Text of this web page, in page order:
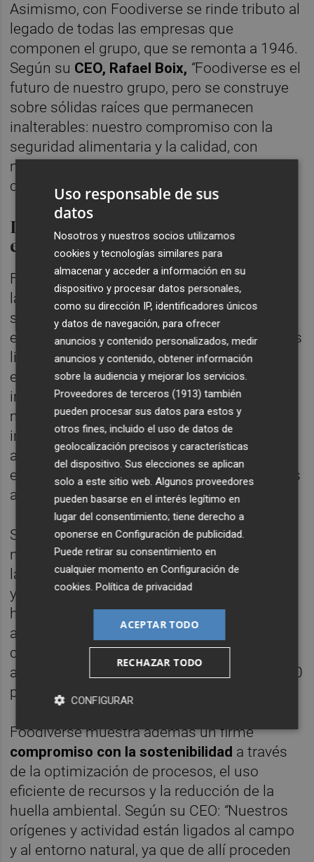
Asimismo, con Foodiverse se rinde tributo al
legado de todas las empresas que
componen el grupo, que se remonta a 1946.
Según su CEO, Rafael Boix, “Foodiverse es el
futuro de nuestro grupo, pero se construye
sobre sólidas raíces que permanecen
inalterables: nuestro compromiso con la
seguridad alimentaria y la calidad, con
nuestras personas, con el medioambiente y
con la innovación”.
La innovación y la sostenibilidad,
en el ADN de Foodiverse
Foodiverse es la compañía de referencia en
la elaboración de alimentos frescos y
saludables. En este sentido, fue la primera
en adentrarse en el negocio de las ensaladas
listas para consumir en Europa. Desde
entonces, ha sido pionera en el desarrollo e
introducción de nuevos productos en el
mercado, fruto de una intensa labor de
investigación en materia de seguridad
alimentaria, métodos de cultivo más
eficientes y sostenibles, y nuevas variedades
agrícolas.
Según Boix: “Esta capacidad de innovación
nos ha permitido ser los precursores en el
lanzamiento de nuevos productos, formatos
y categorías funcionales y nutricionales que
han marcado tendencia en el mercado,
anticipándonos incluso a las demandas de
clientes y consumidores. En los últimos 5
años hemos lanzado al mercado más de 250
productos con un 70 % de efectividad”.
Foodiverse muestra además un firme
compromiso con la sostenibilidad a través
de la optimización de procesos, el uso
eficiente de recursos y la reducción de la
huella ambiental. Según su CEO: “Nuestros
orígenes y actividad están ligados al campo
y al entorno natural, ya que de allí proceden
Uso responsable de sus
datos
Nosotros y nuestros socios utilizamos
cookies y tecnologías similares para
almacenar y acceder a información en su
dispositivo y procesar datos personales,
como su dirección IP, identificadores únicos
y datos de navegación, para ofrecer
anuncios y contenido personalizados, medir
anuncios y contenido, obtener información
sobre la audiencia y mejorar los servicios.
Proveedores de terceros (1913) también
pueden procesar sus datos para estos y
otros fines, incluido el uso de datos de
geolocalización precisos y características
del dispositivo. Sus elecciones se aplican
solo a este sitio web. Algunos proveedores
pueden basarse en el interés legítimo en
lugar del consentimiento; tiene derecho a
oponerse enConfiguración de publicidad.
Puede retirar su consentimiento en
cualquier momento enConfiguración de
cookies.Política de privacidad
ACEPTAR TODO
RECHAZAR TODO
CONFIGURAR